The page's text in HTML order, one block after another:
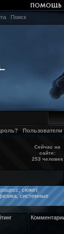
Поиск
Пользователи
Сейчас на
сайте:
253 человек
сюжет,
системные